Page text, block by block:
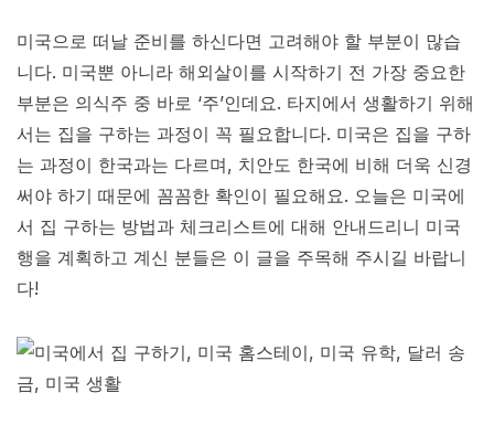
미국으로 떠날 준비를 하신다면 고려해야 할 부분이 많습
니다. 미국뿐 아니라 해외살이를 시작하기 전 가장 중요한
부분은 의식주 중 바로 ‘주’인데요. 타지에서 생활하기 위해
서는 집을 구하는 과정이 꼭 필요합니다. 미국은 집을 구하
는 과정이 한국과는 다르며, 치안도 한국에 비해 더욱 신경
써야 하기 때문에 꼼꼼한 확인이 필요해요. 오늘은 미국에
서 집 구하는 방법과 체크리스트에 대해 안내드리니 미국
행을 계획하고 계신 분들은 이 글을 주목해 주시길 바랍니
다!